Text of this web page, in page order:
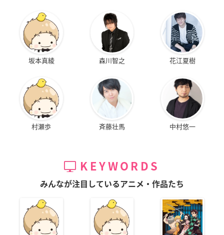
坂本真綾 森川智之 花江夏樹
村瀬歩 斉藤壮馬 中村悠一
KEYWORDS
みんなが注目しているアニメ・作品たち